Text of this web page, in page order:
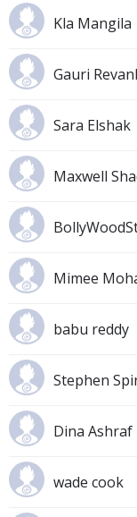
Kla Mangila
Gauri
Sara Elshak
Maxwell
Mimee
babu reddy
Stephen
Dina Ashraf
wade cook